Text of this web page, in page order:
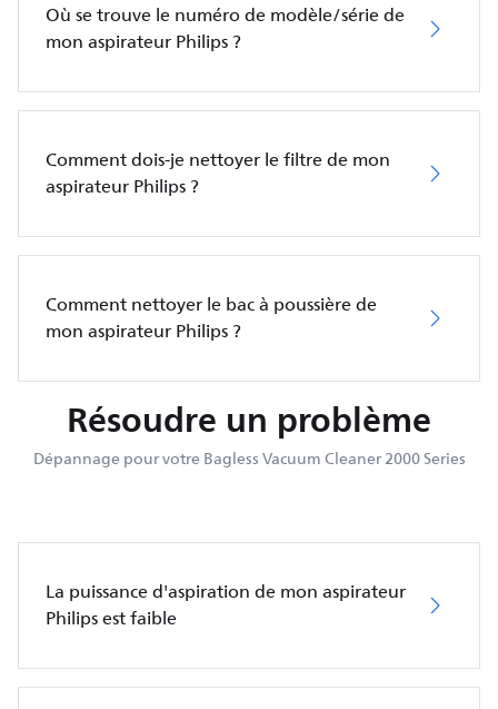
Où se trouve le numéro de modèle/série de
mon aspirateur Philips ?
Comment dois-je nettoyer le filtre de mon
aspirateur Philips ?
Comment nettoyer le bac à poussière de
mon aspirateur Philips ?
Résoudre un problème
Dépannage pour votre Bagless Vacuum Cleaner 2000 Series
La puissance d'aspiration de mon aspirateur
Philips est faible